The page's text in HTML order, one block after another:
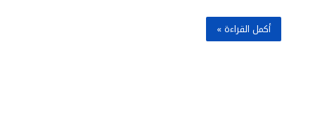
أكمل القراءة »